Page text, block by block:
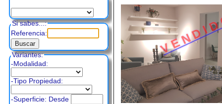
Si sabes...:
Referencia:
Variantes:
-Modalidad:
-Tipo Propiedad:
-Superficie: Desde
V E N D I